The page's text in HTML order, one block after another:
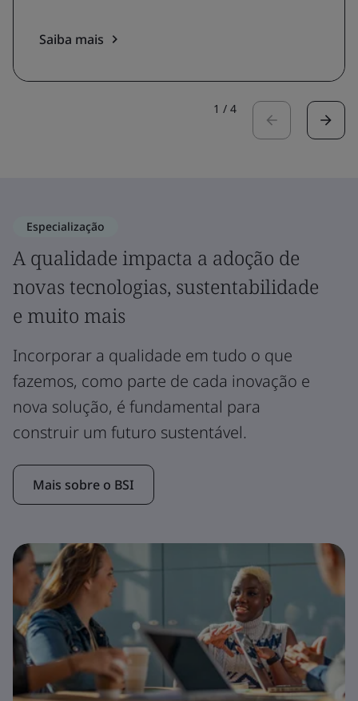
Saiba mais
1 / 4
Especialização
A qualidade impacta a adoção de
novas tecnologias, sustentabilidade
e muito mais
Incorporar a qualidade em tudo o que
fazemos, como parte de cada inovação e
nova solução, é fundamental para
construir um futuro sustentável.
Mais sobre o BSI